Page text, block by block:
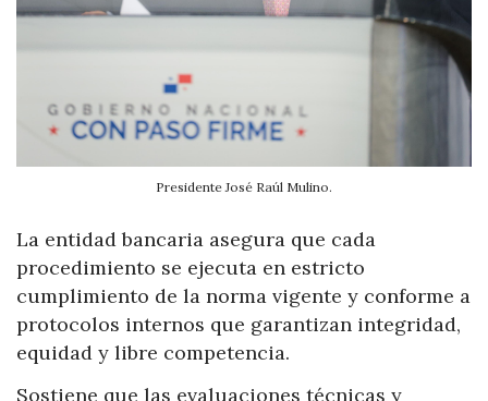
Presidente José Raúl Mulino.
La entidad bancaria asegura que cada
procedimiento se ejecuta en estricto
cumplimiento de la norma vigente y conforme a
protocolos internos que garantizan integridad,
equidad y libre competencia.
Sostiene que las evaluaciones técnicas y